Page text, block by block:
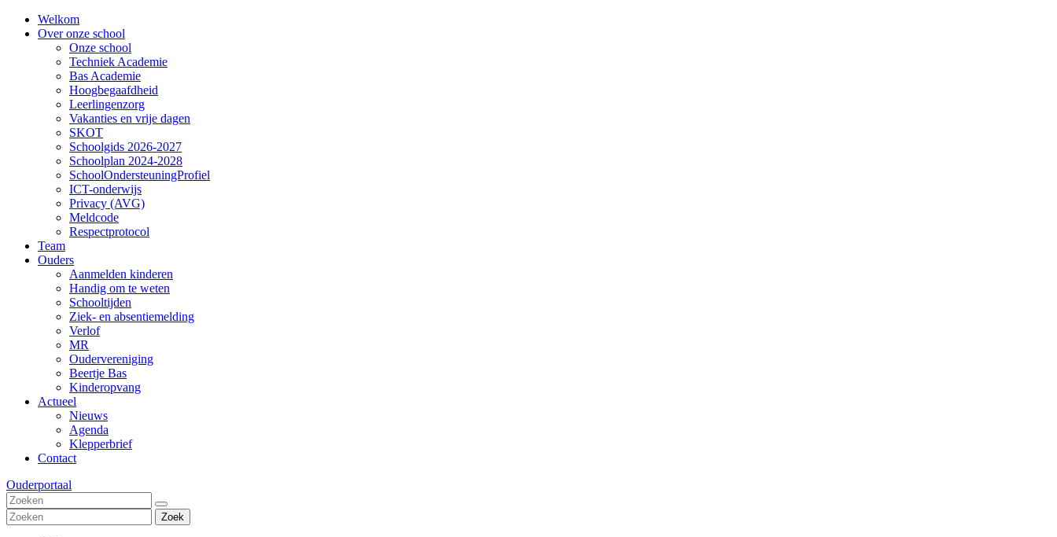
Welkom
Over onze school
Onze school
Techniek Academie
Bas Academie
Hoogbegaafdheid
Leerlingenzorg
Vakanties en vrije dagen
SKOT
Schoolgids 2026-2027
Schoolplan 2024-2028
SchoolOndersteuningProfiel
ICT-onderwijs
Privacy (AVG)
Meldcode
Respectprotocol
Team
Ouders
Aanmelden kinderen
Handig om te weten
Schooltijden
Ziek- en absentiemelding
Verlof
MR
Oudervereniging
Beertje Bas
Kinderopvang
Actueel
Nieuws
Agenda
Klepperbrief
Contact
Ouderportaal
Zoek